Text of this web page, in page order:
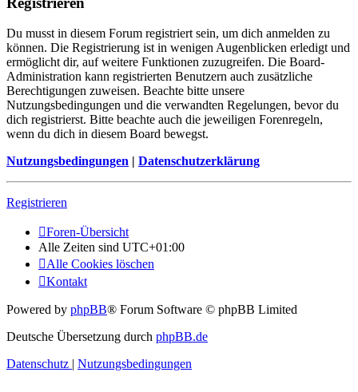
Du musst in diesem Forum registriert sein, um dich anmelden zu
können. Die Registrierung ist in wenigen Augenblicken erledigt und
ermöglicht dir, auf weitere Funktionen zuzugreifen. Die Board-
Administration kann registrierten Benutzern auch zusätzliche
Berechtigungen zuweisen. Beachte bitte unsere
Nutzungsbedingungen und die verwandten Regelungen, bevor du
dich registrierst. Bitte beachte auch die jeweiligen Forenregeln,
wenn du dich in diesem Board bewegst.
Nutzungsbedingungen | Datenschutzerklärung
Registrieren
Foren-Übersicht
Alle Zeiten sind UTC+01:00
Alle Cookies löschen
Kontakt
Powered by phpBB® Forum Software © phpBB Limited
Deutsche Übersetzung durch phpBB.de
Datenschutz | Nutzungsbedingungen